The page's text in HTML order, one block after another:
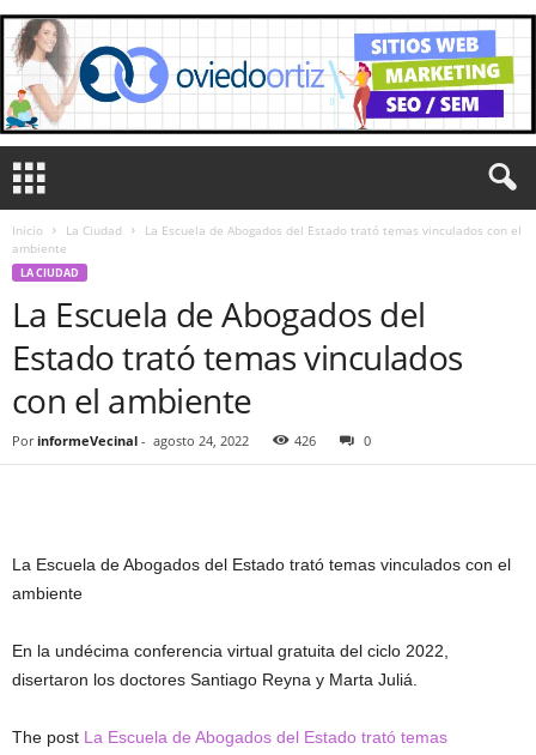
Inicio La Ciudad
La Escuela de Abogados del Estado trató temas vinculados con el
ambiente
LA CIUDAD
La Escuela de Abogados del
Estado trató temas vinculados
con el ambiente
Por informeVecinal - agosto 24, 2022 426 0
La Escuela de Abogados del Estado trató temas vinculados con el
ambiente
En la undécima conferencia virtual gratuita del ciclo 2022,
disertaron los doctores Santiago Reyna y Marta Juliá.
The post La Escuela de Abogados del Estado trató temas